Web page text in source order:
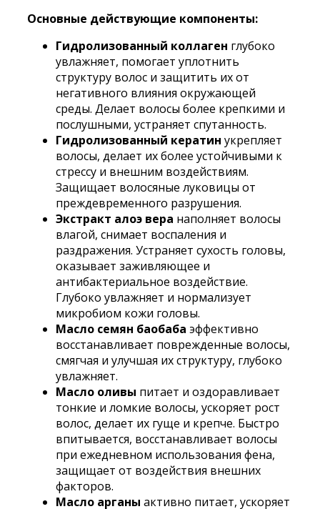
Основные действующие компоненты:
Гидролизованный коллаген глубоко
увлажняет, помогает уплотнить
структуру волос и защитить их от
негативного влияния окружающей
среды. Делает волосы более крепкими и
послушными, устраняет спутанность.
Гидролизованный кератин укрепляет
волосы, делает их более устойчивыми к
стрессу и внешним воздействиям.
Защищает волосяные луковицы от
преждевременного разрушения.
Экстракт алоэ вера наполняет волосы
влагой, снимает воспаления и
раздражения. Устраняет сухость головы,
оказывает заживляющее и
антибактериальное воздействие.
Глубоко увлажняет и нормализует
микробиом кожи головы.
Масло семян баобаба эффективно
восстанавливает поврежденные волосы,
смягчая и улучшая их структуру, глубоко
увлажняет.
Масло оливы питает и оздоравливает
тонкие и ломкие волосы, ускоряет рост
волос, делает их гуще и крепче. Быстро
впитывается, восстанавливает волосы
при ежедневном использования фена,
защищает от воздействия внешних
факторов.
Масло арганы активно питает, ускоряет